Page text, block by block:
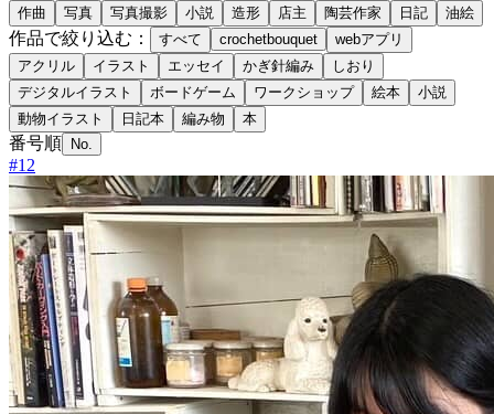
作曲
写真 写真撮影 小説 造形 店主 陶芸作家 日記 油絵
作品で絞り込む： すべて crochetbouquet
webアプリ
アクリル
イラスト エッセイ かぎ針編み
しおり
デジタルイラスト
ボードゲーム ワークショップ 絵本
小説
動物イラスト
日記本 編み物 本
番号順 No.
#12